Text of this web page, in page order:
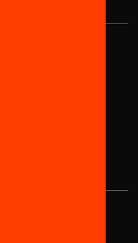
Barcelona